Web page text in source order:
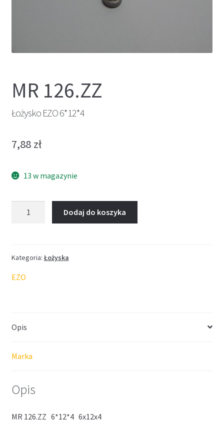
MR 126.ZZ
Łożysko EZO 6*12*4
7,88 zł
13 w magazynie
Dodaj do koszyka
Kategoria: Łożyska
EZO
Opis
Marka
Opis
MR 126.ZZ 6*12*4 6x12x4